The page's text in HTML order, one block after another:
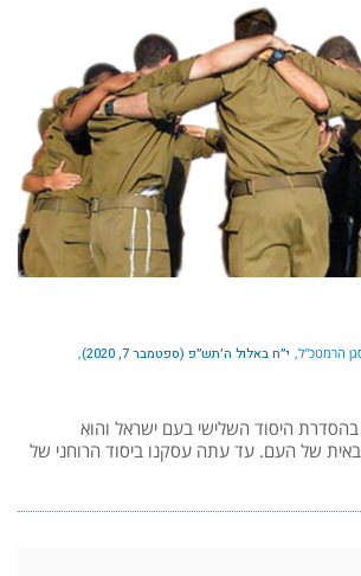
הרמטכ"ל י״ח באלול ה׳תש״פ (ספטמבר 7, 2020)
היסוד השלישי בעם ישראל והוא
של העם. עד עתה עסקנו ביסוד הרוחני של